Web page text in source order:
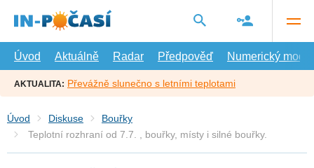
hlavní
Úvod
Aktuálně Radar Předpověď Numerický model
AKTUALITA: Převážně slunečno s letními teplotami
Úvod Diskuse
Bouřky
Teplotní rozhraní od 7.7. , bouřky, místy i silné bouřky.